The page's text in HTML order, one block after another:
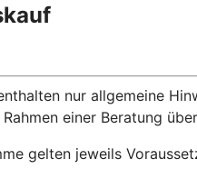
nur allgemeine
einer Beratung
gelten jeweils